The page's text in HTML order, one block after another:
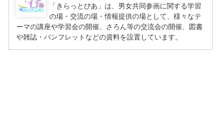
「きらっとぴあ」は、男女共同参画に関する学習
の場・交流の場・情報提供の場として、様々なテ
ーマの講座や学習会の開催、さろん等の交流会の開催、図書
や雑誌・パンフレットなどの資料を設置しています。